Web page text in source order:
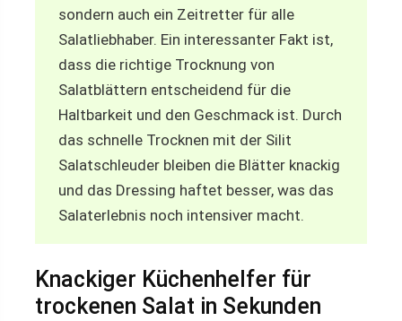
sondern auch ein Zeitretter für alle
Salatliebhaber. Ein interessanter Fakt ist,
dass die richtige Trocknung von
Salatblättern entscheidend für die
Haltbarkeit und den Geschmack ist. Durch
das schnelle Trocknen mit der Silit
Salatschleuder bleiben die Blätter knackig
und das Dressing haftet besser, was das
Salaterlebnis noch intensiver macht.
Knackiger Küchenhelfer für
trockenen Salat in Sekunden